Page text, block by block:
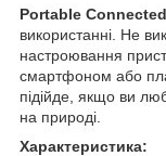
Portable
використанні. Не
настроювання
смартфоном або
підійде, якщо ви
на природі.
Характеристика: